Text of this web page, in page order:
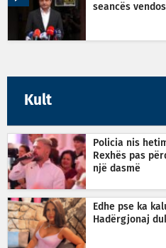
seancës
Kult
Policia nis
Rexhës pas
një dasmë
Edhe pse ka
Hadërgjonaj